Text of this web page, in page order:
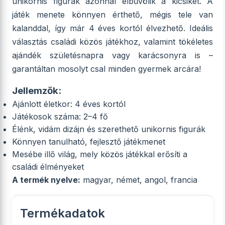
játék menete könnyen érthető, mégis tele van
kalanddal, így már 4 éves kortól élvezhető. Ideális
választás családi közös játékhoz, valamint tökéletes
ajándék születésnapra vagy karácsonyra is –
garantáltan mosolyt csal minden gyermek arcára!
Jellemzők:
Ajánlott életkor: 4 éves kortól
Játékosok száma: 2–4 fő
Élénk, vidám dizájn és szerethető unikornis figurák
Könnyen tanulható, fejlesztő játékmenet
Mesébe illő világ, mely közös játékkal erősíti a
családi élményeket
A termék nyelve: magyar, német, angol, francia
Termékadatok